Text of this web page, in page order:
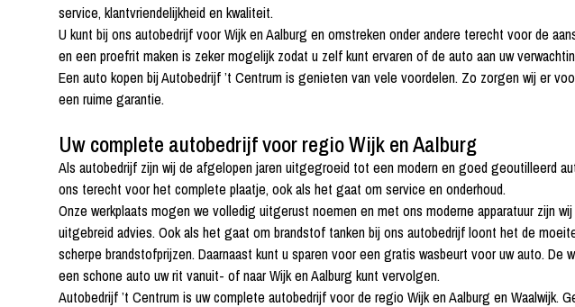
service, klantvriendelijkheid en kwaliteit.
U kunt bij ons autobedrijf voor Wijk en Aalburg en omstreken onder andere terecht voor de
en een proefrit maken is zeker mogelijk zodat u zelf kunt ervaren of de auto aan uw
Een auto kopen bij Autobedrijf ’t Centrum is genieten van vele voordelen. Zo zorgen wij er
een ruime garantie.
Uw complete autobedrijf voor regio Wijk en Aalburg
Als autobedrijf zijn wij de afgelopen jaren uitgegroeid tot een modern en goed geoutilleerd
ons terecht voor het complete plaatje, ook als het gaat om service en onderhoud.
Onze werkplaats mogen we volledig uitgerust noemen en met ons moderne apparatuur zijn
uitgebreid advies. Ook als het gaat om brandstof tanken bij ons autobedrijf loont het de
scherpe brandstofprijzen. Daarnaast kunt u sparen voor een gratis wasbeurt voor uw auto.
een schone auto uw rit vanuit- of naar Wijk en Aalburg kunt vervolgen.
Autobedrijf ’t Centrum is uw complete autobedrijf voor de regio Wijk en Aalburg en